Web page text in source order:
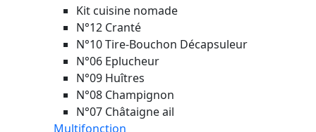
Kit cuisine nomade
N°12 Cranté
N°10 Tire-Bouchon Décapsuleur
N°06 Eplucheur
N°09 Huîtres
N°08 Champignon
N°07 Châtaigne ail
Multifonction